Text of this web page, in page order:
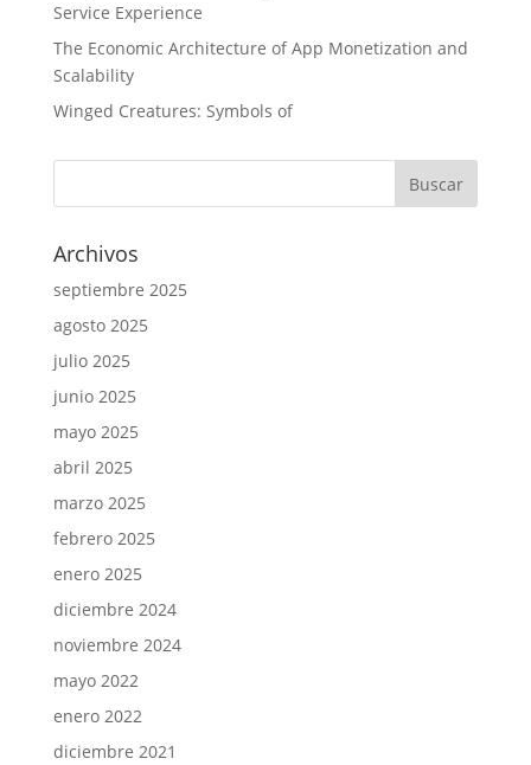
Service Experience
The Economic Architecture of App Monetization and
Scalability
Winged Creatures: Symbols of
Archivos
septiembre 2025
agosto 2025
julio 2025
junio 2025
mayo 2025
abril 2025
marzo 2025
febrero 2025
enero 2025
diciembre 2024
noviembre 2024
mayo 2022
enero 2022
diciembre 2021